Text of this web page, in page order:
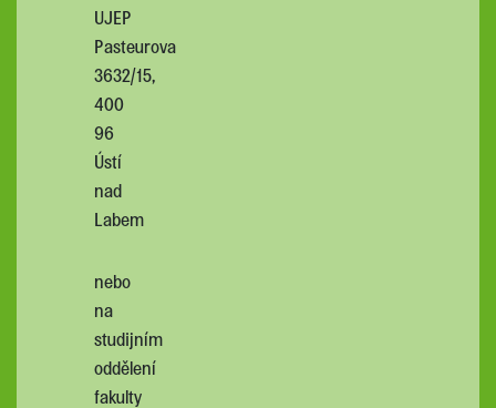
UJEP
Pasteurova
3632/15,
400
96
Ústí
nad
Labem
nebo
na
studijním
oddělení
fakulty